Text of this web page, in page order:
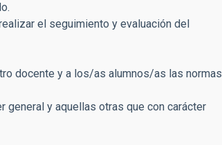
el seguimiento y evaluación del
docente y a los/as alumnos/as las normas
general y aquellas otras que con carácter